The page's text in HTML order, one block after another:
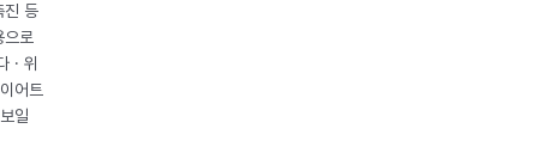
진 등
로
· 위
어트
일